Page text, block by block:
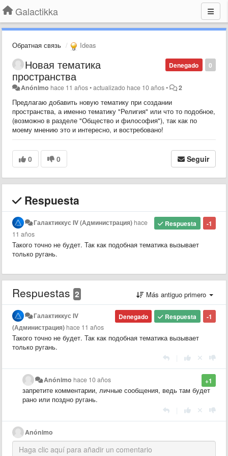
Galactikka
Обратная связь Ideas
0
Denegado
Новая тематика
пространства
Anónimo hace 11 años•actualizado hace 10 años• 2
Предлагаю добавить новую тематику при создании
пространства, а именно тематику "Религия" или что то подобное,
(возможно в разделе "Общество и философия"), так как по
моему мнению это и интересно, и востребовано!
0 0 Seguir
Respuesta
-1
Respuesta
Галактиккус IV (Администрация) hace
11 años
Такого точно не будет. Так как подобная тематика вызывает
только ругань.
Respuestas 2 Más antiguo primero
-1
Respuesta
Denegado
Галактиккус IV
(Администрация) hace 11 años
Такого точно не будет. Так как подобная тематика вызывает
только ругань.
+1
Anónimo hace 10 años
запретите комментарии, личные сообщения, ведь там будет
рано или поздно ругань.
Anónimo